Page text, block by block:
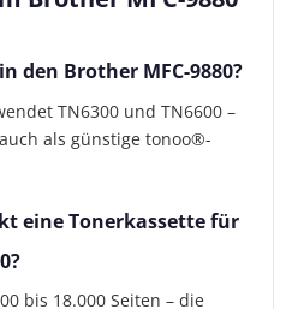
den Brother MFC-9880?
TN6300 und TN6600 –
als günstige tonoo®-
eine Tonerkassette für
bis 18.000 Seiten – die